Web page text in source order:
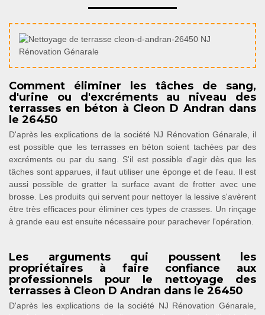
Comment éliminer les tâches de sang,
d'urine ou d'excréments au niveau des
terrasses en béton à Cleon D Andran dans
le 26450
D'après les explications de la société NJ Rénovation Génarale, il
est possible que les terrasses en béton soient tachées par des
excréments ou par du sang. S'il est possible d'agir dès que les
tâches sont apparues, il faut utiliser une éponge et de l'eau. Il est
aussi possible de gratter la surface avant de frotter avec une
brosse. Les produits qui servent pour nettoyer la lessive s'avèrent
être très efficaces pour éliminer ces types de crasses. Un rinçage
à grande eau est ensuite nécessaire pour parachever l'opération.
Les arguments qui poussent les
propriétaires à faire confiance aux
professionnels pour le nettoyage des
terrasses à Cleon D Andran dans le 26450
D'après les explications de la société NJ Rénovation Génarale,